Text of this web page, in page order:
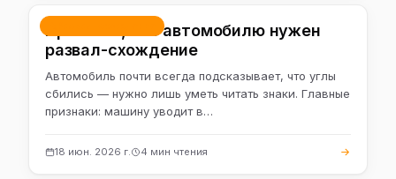
Признаки, что автомобилю нужен
развал-схождение
Автомобиль почти всегда подсказывает, что углы
сбились — нужно лишь уметь читать знаки. Главные
признаки: машину уводит в…
18 июн. 2026 г. 4 мин чтения